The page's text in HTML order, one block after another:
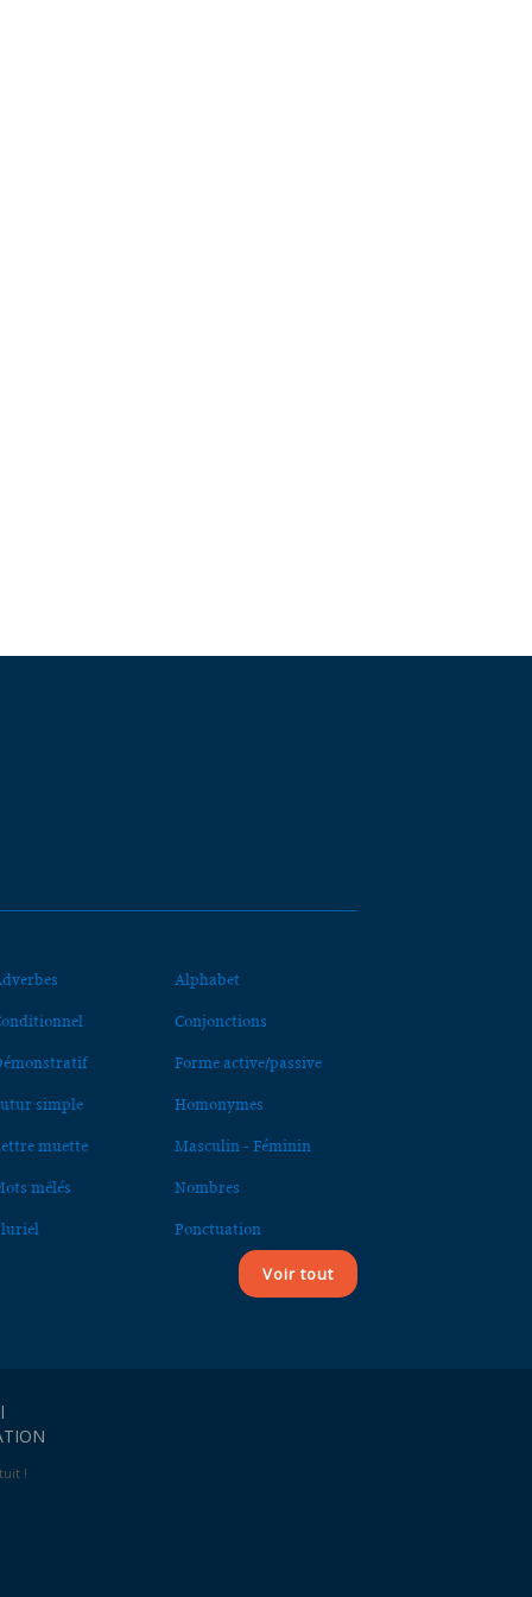
Alphabet
Conjonctions
Forme active/passive
simple Homonymes
muette Masculin - Féminin
mêlés Nombres
Ponctuation
Voir tout
!